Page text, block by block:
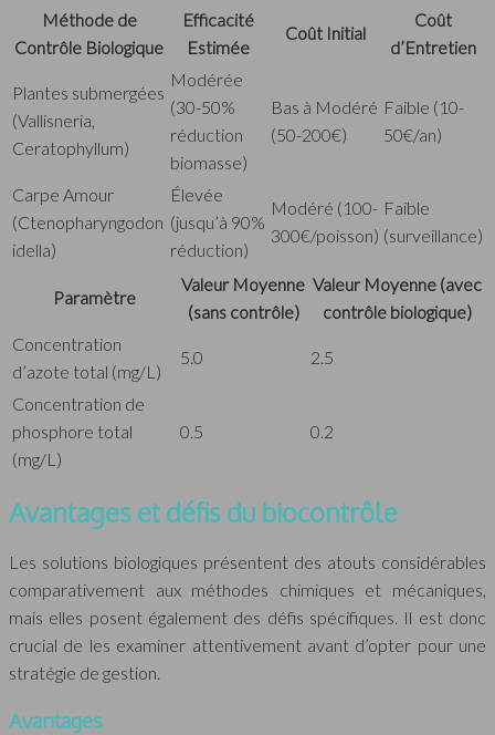
Méthode de
Contrôle Biologique
Efficacité
Estimée
Coût Initial
Coût
d’Entretien
Plantes submergées
(Vallisneria,
Ceratophyllum)
Modérée
(30-50%
réduction
biomasse)
Bas à Modéré
(50-200€)
Faible (10-
50€/an)
Carpe Amour
(Ctenopharyngodon
idella)
Élevée
(jusqu’à 90%
réduction)
Modéré (100-
300€/poisson)
Faible
(surveillance)
Paramètre
Valeur Moyenne
(sans contrôle)
Valeur Moyenne (avec
contrôle biologique)
Concentration
d’azote total (mg/L)
5.0 2.5
Concentration de
phosphore total
(mg/L)
0.5 0.2
Avantages et défis du biocontrôle
Les solutions biologiques présentent des atouts considérables
comparativement aux méthodes chimiques et mécaniques,
mais elles posent également des défis spécifiques. Il est donc
crucial de les examiner attentivement avant d’opter pour une
stratégie de gestion.
Avantages